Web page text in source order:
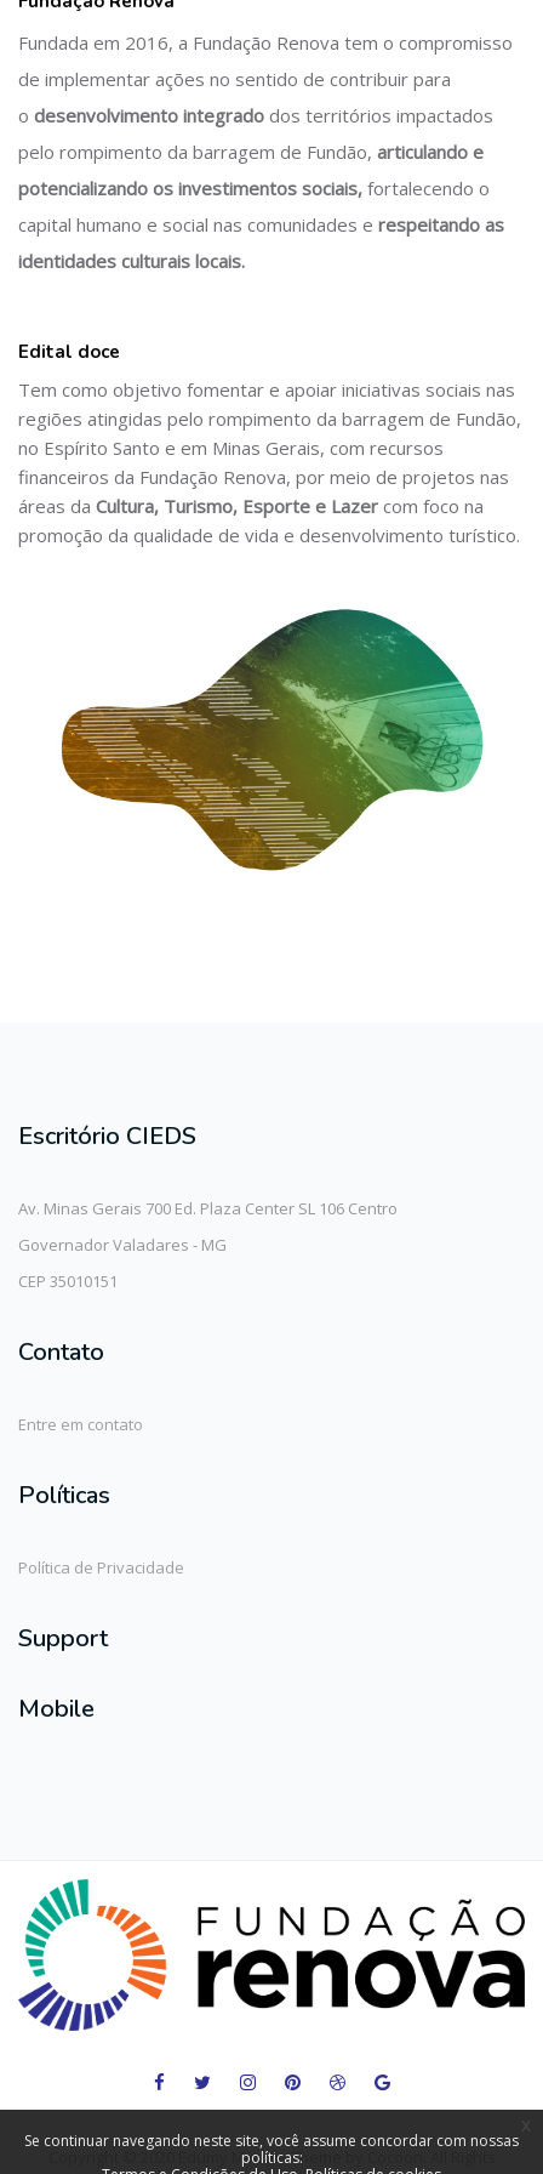
Fundada em 2016, a Fundação Renova tem o compromisso
de implementar ações no sentido de contribuir para
o desenvolvimento integrado dos territórios impactados
pelo rompimento da barragem de Fundão, articulando e
potencializando os investimentos sociais, fortalecendo o
capital humano e social nas comunidades e respeitando as
identidades culturais locais.
Edital doce
Tem como objetivo fomentar e apoiar iniciativas sociais nas
regiões atingidas pelo rompimento da barragem de Fundão,
no Espírito Santo e em Minas Gerais, com recursos
financeiros da Fundação Renova, por meio de projetos nas
áreas da Cultura, Turismo, Esporte e Lazer com foco na
promoção da qualidade de vida e desenvolvimento turístico.
Escritório CIEDS
Av. Minas Gerais 700 Ed. Plaza Center SL 106 Centro
Governador Valadares - MG
CEP 35010151
Contato
Entre em contato
Políticas
Política de Privacidade
Support
Mobile
Copyright © 2020 Edumy Moodle Theme by Cocoon. All Rights
Se continuar navegando neste site, você assume concordar com nossas
políticas: